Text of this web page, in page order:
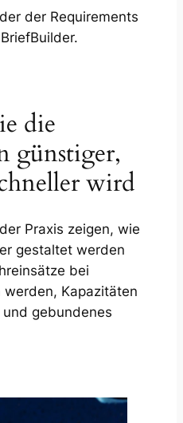
der Requirements
die
günstiger,
wird
Praxis zeigen, wie
gestaltet werden
bei
Kapazitäten
gebundenes